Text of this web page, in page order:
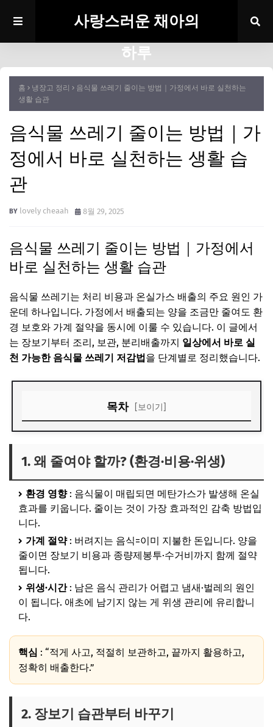
사랑스러운 채아의
하루
홈 냉장고 정리
음식물 쓰레기 줄이는 방법｜가정에서 바로 실천하는
생활 습관
음식물 쓰레기 줄이는 방법｜가
정에서 바로 실천하는 생활 습
관
lovely cheaah 8월 29, 2025
음식물 쓰레기 줄이는 방법｜가정에서
바로 실천하는 생활 습관
음식물 쓰레기는 처리 비용과 온실가스 배출의 주요 원인 가
운데 하나입니다. 가정에서 배출되는 양을 조금만 줄여도 환
경 보호와 가계 절약을 동시에 이룰 수 있습니다. 이 글에서
는 장보기부터 조리, 보관, 분리배출까지 일상에서 바로 실
천 가능한 음식물 쓰레기 저감법을 단계별로 정리했습니다.
목차 [보이기]
2. 장보기 습관부터 바꾸기
3. 냉장·냉동 보관의 원칙
4. 조리 과정에서 줄이는 요령
6. 외식·배달 주문할 때
7. 정확한 분리배출·퇴비화
8. 집에서 쓰는 관리 도구·체크리스트
9. 가족과 함께하는 실천
1. 왜 줄여야 할까? (환경·비용·위생)
환경 영향: 음식물이 매립되면 메탄가스가 발생해 온실
효과를 키웁니다. 줄이는 것이 가장 효과적인 감축 방법입
니다.
가계 절약: 버려지는 음식=이미 지불한 돈입니다. 양을
줄이면 장보기 비용과 종량제봉투·수거비까지 함께 절약
됩니다.
위생·시간: 남은 음식 관리가 어렵고 냄새·벌레의 원인
이 됩니다. 애초에 남기지 않는 게 위생 관리에 유리합니
다.
핵심 : “적게 사고, 적절히 보관하고, 끝까지 활용하고,
정확히 배출한다.”
2. 장보기 습관부터 바꾸기